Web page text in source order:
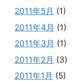
2011年5月 (1)
2011年4月 (1)
2011年3月 (1)
2011年2月 (3)
2011年1月 (5)